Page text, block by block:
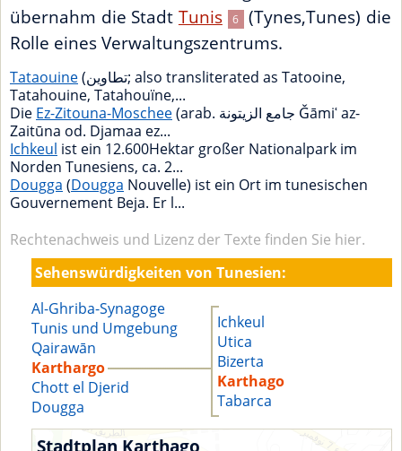
übernahm die Stadt Tunis 6 (Tynes,Tunes) die
Rolle eines Verwaltungszentrums.
Tataouine(تطاوين; also transliterated as Tatooine,
Tatahouine, Tatahouïne,...
Die Ez-Zitouna-Moschee(arab. جامع الزيتونة Ǧāmiʿ az-
Zaitūna od. Djamaa ez...
Ichkeul ist ein 12.600Hektar großer Nationalpark im
Norden Tunesiens, ca. 2...
Dougga (Dougga Nouvelle) ist ein Ort im tunesischen
Gouvernement Beja. Er l...
Rechtenachweis und Lizenz der Texte finden Sie hier.
Sehenswürdigkeiten von Tunesien:
Al-Ghriba-Synagoge
Tunis und Umgebung
Qairawān
Karthargo
Chott el Djerid
Dougga
Ichkeul
Utica
Bizerta
Karthago
Tabarca